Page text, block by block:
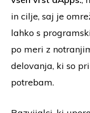
in cilje, saj je
lahko s
po meri z
delovanja, ki so
potrebam.